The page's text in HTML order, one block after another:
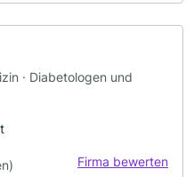
· Diabetologen und
Firma bewerten